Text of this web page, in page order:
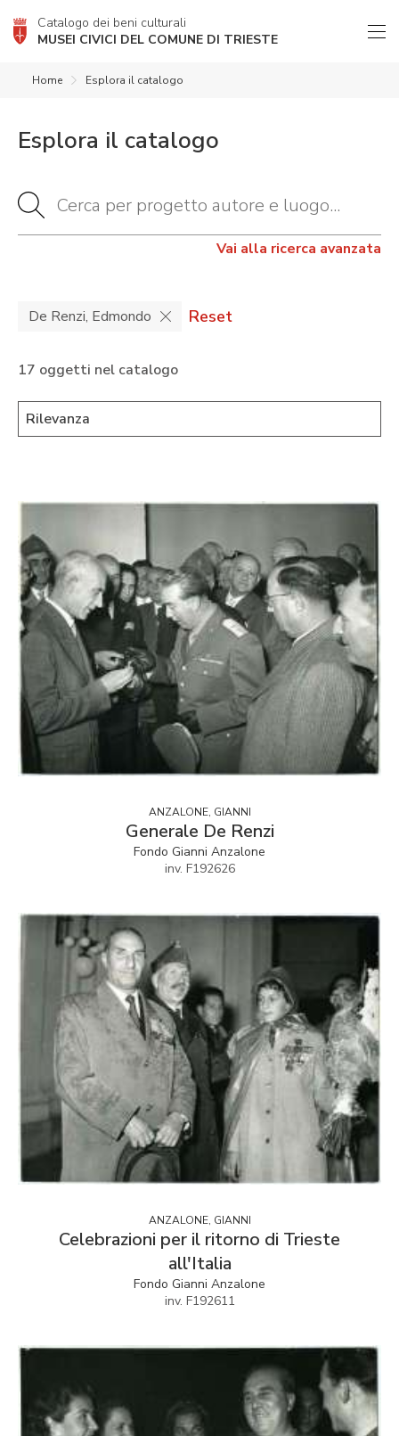
Catalogo dei beni culturali
MUSEI CIVICI DEL COMUNE DI TRIESTE
Home Esplora il catalogo
Esplora il catalogo
Vai alla ricerca avanzata
De Renzi, Edmondo Reset
17 oggetti nel catalogo
ANZALONE, GIANNI
Generale De Renzi
Fondo Gianni Anzalone
inv. F192626
ANZALONE, GIANNI
Celebrazioni per il ritorno di Trieste
all'Italia
Fondo Gianni Anzalone
inv. F192611